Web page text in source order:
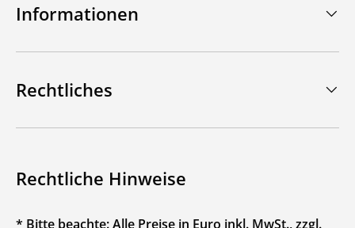
Informationen
Rechtliches
Rechtliche Hinweise
* Bitte beachte: Alle Preise in Euro inkl. MwSt., zzgl.